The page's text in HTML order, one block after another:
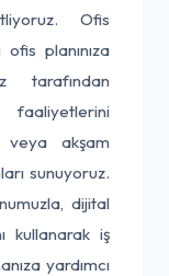
Ofis
planınıza
tarafından
veya akşam
sunuyoruz.
dijital
kullanarak iş
yardımcı